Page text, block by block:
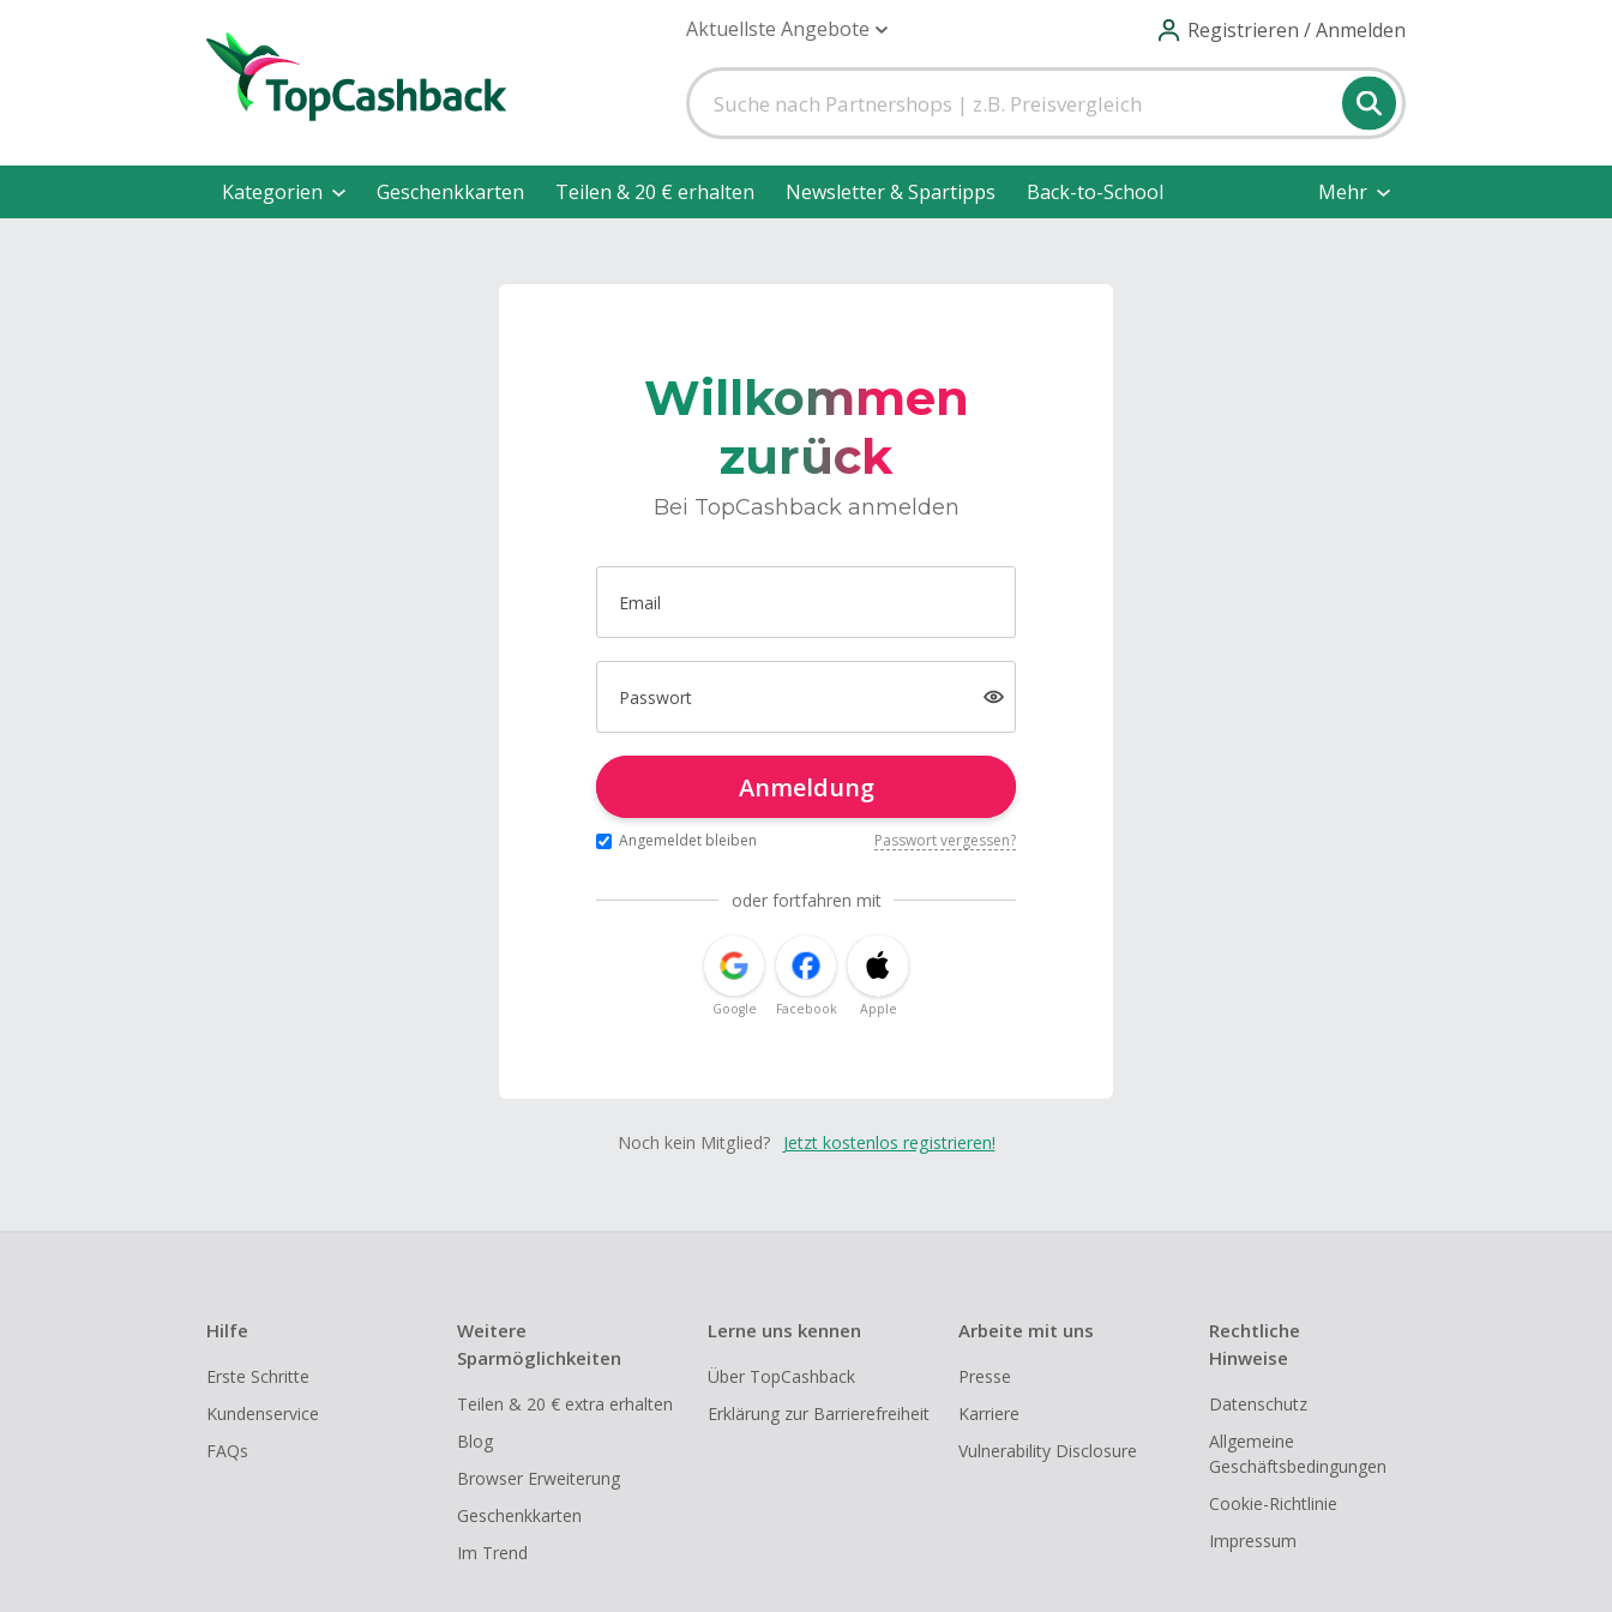
Aktuellste Angebote Registrieren / Anmelden
Kategorien Geschenkkarten Teilen & 20 € erhalten Newsletter & Spartipps Back-to-School Mehr
Willkommen
zurück
Bei TopCashback anmelden
Email
Passwort
Anmeldung
Angemeldet bleiben Passwort vergessen?
oder fortfahren mit
Google Facebook Apple
Noch kein Mitglied? Jetzt kostenlos registrieren!
Hilfe
Erste Schritte
Kundenservice
FAQs
Weitere
Sparmöglichkeiten
Teilen & 20 € extra erhalten
Blog
Browser Erweiterung
Geschenkkarten
Im Trend
Lerne uns kennen
Über TopCashback
Erklärung zur Barrierefreiheit
Arbeite mit uns
Presse
Karriere
Vulnerability Disclosure
Rechtliche
Hinweise
Datenschutz
Allgemeine
Geschäftsbedingungen
Cookie-Richtlinie
Impressum